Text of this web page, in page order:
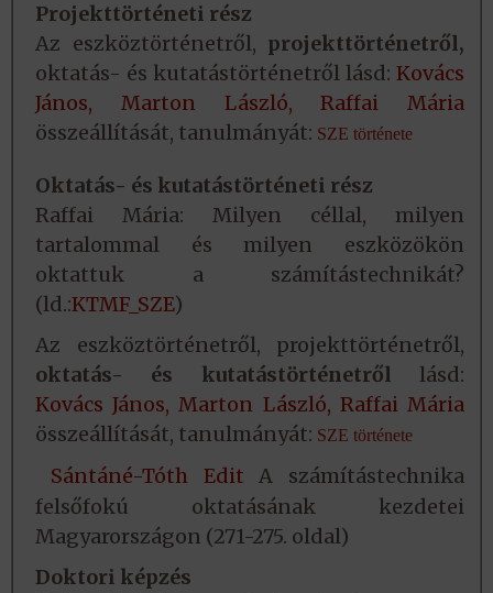
Projekttörténeti rész
Az eszköztörténetről, projekttörténetről,
oktatás- és kutatástörténetről lásd: Kovács
János,
Marton László,
Raffai Mária
összeállítását, tanulmányát: SZE története
Oktatás- és kutatástörténeti rész
Raffai Mária: Milyen céllal, milyen
tartalommal és milyen eszközökön
oktattuk a számítástechnikát?
(ld.:KTMF_SZE)
Az eszköztörténetről, projekttörténetről,
oktatás- és kutatástörténetről lásd:
Kovács János, Marton László, Raffai Mária
összeállítását, tanulmányát: SZE története
Sántáné-Tóth Edit A számítástechnika
felsőfokú oktatásának kezdetei
Magyarországon (271-275. oldal)
Doktori képzés